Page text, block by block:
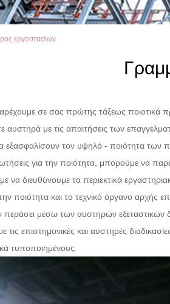
εργοστασίων
σε σας πρώτης τάξεως ποιοτικά
με τις απαιτήσεις των
εξασφαλίσουν τον υψηλό - ποιότητα των
για την ποιότητα, μπορούμε να
να διευθύνουμε τα περιεκτικά
ποιότητα και το τεχνικό όργανο
περάσει μέσω των αυστηρών εξεταστικών
επιστημονικές και αυστηρές
τυποποιημένους.